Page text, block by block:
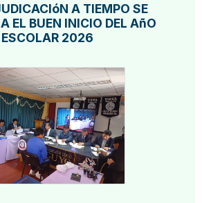
A TIEMPO SE
EL BUEN INICIO DEL AñO
ESCOLAR 2026